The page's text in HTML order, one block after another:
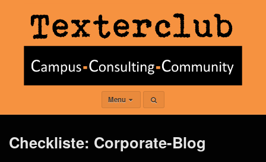
Menu
Checkliste: Corporate-Blog